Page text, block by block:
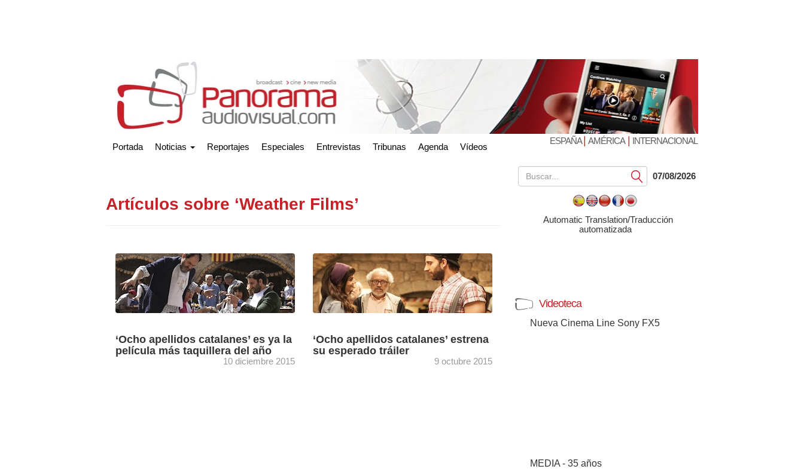
Portada Noticias Reportajes Especiales Entrevistas Tribunas Agenda Vídeos
ESPAÑA| AMÉRICA| INTERNACIONAL
Artículos sobre ‘Weather Films’
‘Ocho apellidos catalanes’ es ya la
película más taquillera del año
10 diciembre 2015
‘Ocho apellidos catalanes’ estrena
su esperado tráiler
9 octubre 2015
Submit07/08/2026
Automatic Translation/Traducción
automatizada
Videoteca
Nueva Cinema Line Sony FX5
MEDIA - 35 años